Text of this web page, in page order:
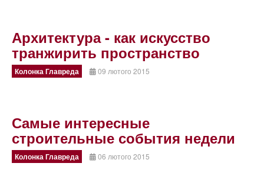
Архитектура - как искусство
транжирить пространство
Колонка Главреда 09 лютого 2015
Самые интересные
строительные события недели
Колонка Главреда 06 лютого 2015